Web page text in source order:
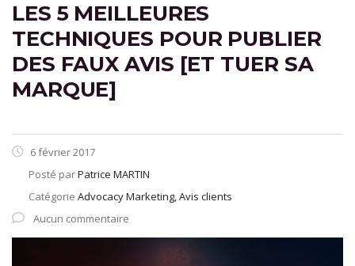
LES 5 MEILLEURES
TECHNIQUES POUR PUBLIER
DES FAUX AVIS [ET TUER SA
MARQUE]
6 février 2017
Posté parPatrice MARTIN
Catégorie Advocacy Marketing, Avis clients
Aucun commentaire